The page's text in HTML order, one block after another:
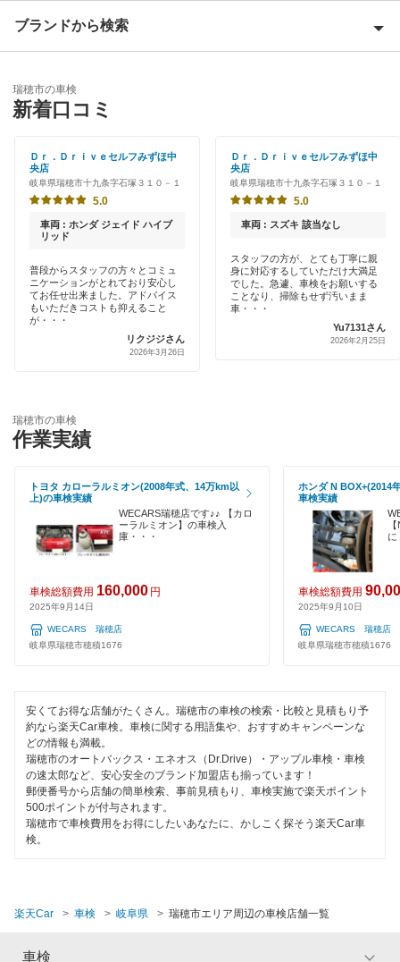
恵那市
大垣市
海津市
各務原市
可児郡
可児市
加茂郡
岐阜市
関市
高山市
多治見市
土岐市
羽島郡
羽島市
不破郡
瑞浪市
美濃加茂市
美濃市
Award 受賞店
特典あり
早割りあり
代車あり
引取り・納車あり
EV車OK
1日車検
夜間受付
コンピューター診断
ブランドから検索
「車検の速太郎」
アップル車検
出光リテール車検
伊藤忠エネクス
車検のコバック
瑞穂市の車検
新着口コミ
Ｄｒ．Ｄｒｉｖｅセルフみずほ中
央店
岐阜県瑞穂市十九条字石塚３１０－１
5.0
車両 : ホンダ ジェイド ハイブ
リッド
普段からスタッフの方々とコミュ
ニケーションがとれており安心し
てお任せ出来ました。アドバイス
もいただきコストも抑えること
が・・・
リクジジさん
2026年3月26日
Ｄｒ．Ｄｒｉｖｅセルフみずほ中
央店
岐阜県瑞穂市十九条字石塚３１０－１
5.0
車両 : スズキ 該当なし
スタッフの方が、とても丁寧に親
身に対応するしていただけ大満足
でした。急遽、車検をお願いする
ことなり、掃除もせず汚いまま
車・・・
Yu7131さん
2026年2月25日
瑞穂市の車検
作業実績
トヨタ カローラルミオン(2008年式、14万km以
上)の車検実績
WECARS瑞穂店です♪♪ 【カロ
ーラルミオン】の車検入
庫・・・
車検総額費用 160,000 円
2025年9月14日
WECARS 瑞穂店
岐阜県瑞穂市穂積1676
ホンダ N BOX+(2014
車検実績
に
車検総額費用
2025年9月10日
WECARS 瑞穂店
岐阜県瑞穂市穂積1676
安くてお得な店舗がたくさん。瑞穂市の車検の検索・比較と見積もり予
約なら楽天Car車検。車検に関する用語集や、おすすめキャンペーンな
どの情報も満載。
瑞穂市のオートバックス・エネオス（Dr.Drive）・アップル車検・車検
の速太郎など、安心安全のブランド加盟店も揃っています！
郵便番号から店舗の簡単検索、事前見積もり、車検実施で楽天ポイント
500ポイントが付与されます。
瑞穂市で車検費用をお得にしたいあなたに、かしこく探そう楽天Car車
検。
楽天Car 車検 岐阜県 瑞穂市エリア周辺の車検店舗一覧
車検